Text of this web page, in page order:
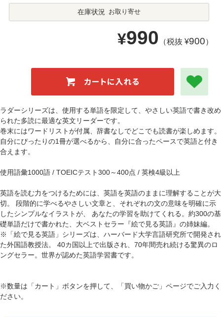
在庫状況 お取り寄せ
¥990 （税抜 ¥900）
ラダーシリーズは、使用する単語を限定して、やさしい英語で書き改め
られた多読に最適な英文リーダーです。
巻末にはワードリストが付属、辞書なしでどこでも読書が楽しめます。
自分にぴったりの1冊が選べるから、自分に合ったペースで英語と付き
合えます。
使用語彙1000語 / TOEICテスト300～400点 / 英検4級以上
英語を読む力をつけるためには、英語を英語のままに理解することが大
切。 段階的に学べるやさしい文章と、それぞれの文の意味を明確に示
したシンプルなイラストが、 あなたの学習を助けてくれる。約300の基
礎単語だけで書かれた、大ベストセラー『絵で見る英語』の姉妹編。
※「絵で見る英語」シリーズは、ハーバード大学言語研究所で開発され
た外国語教授法。 40カ国以上で出版され、70年間売れ続ける驚異のロ
ングセラー。世界が認めた英語学習書です。
※数量は「カート」ボタンを押して、「買い物かご」ページでご入力く
ださい。